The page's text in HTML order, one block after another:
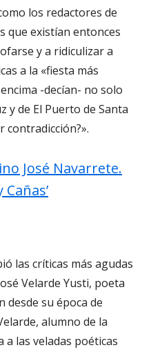
los redactores de
que existían entonces
y a ridiculizar a
a la «fiesta más
-decían- no solo
y de El Puerto de Santa
contradicción?».
José Navarrete.
las críticas más agudas
Velarde Yusti, poeta
desde su época de
alumno de la
a las veladas poéticas